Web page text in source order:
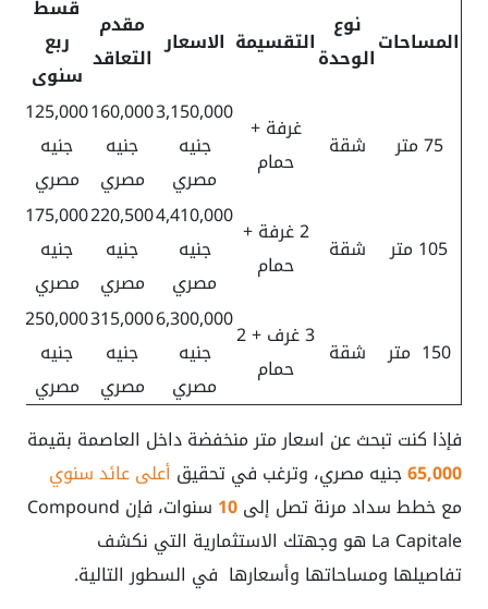
المساحات
نوع
الوحدةالتقسيمة الاسعار
مقدم
التعاقد
قسط
ربع
سنوى
75 متر شقة
غرفة +
حمام
3,150,000
جنيه
مصري
160,000
جنيه
مصري
125,000
جنيه
مصري
105 متر شقة
2 غرفة +
حمام
4,410,000
جنيه
مصري
220,500
جنيه
مصري
175,000
جنيه
مصري
150 متر شقة
3 غرف + 2
حمام
6,300,000
جنيه
مصري
315,000
جنيه
مصري
250,000
جنيه
مصري
فإذا كنت تبحث عن اسعار متر منخفضة داخل العاصمة بقيمة
65,000جنيه مصري، وترغب في تحقيق أعلى عائد سنوي
مع خطط سداد مرنة تصل إلى10
سنوات، فإن Compound
La Capitale هو وجهتك الاستثمارية التي نكشف
تفاصيلها ومساحاتها وأسعارها في السطور التالية.